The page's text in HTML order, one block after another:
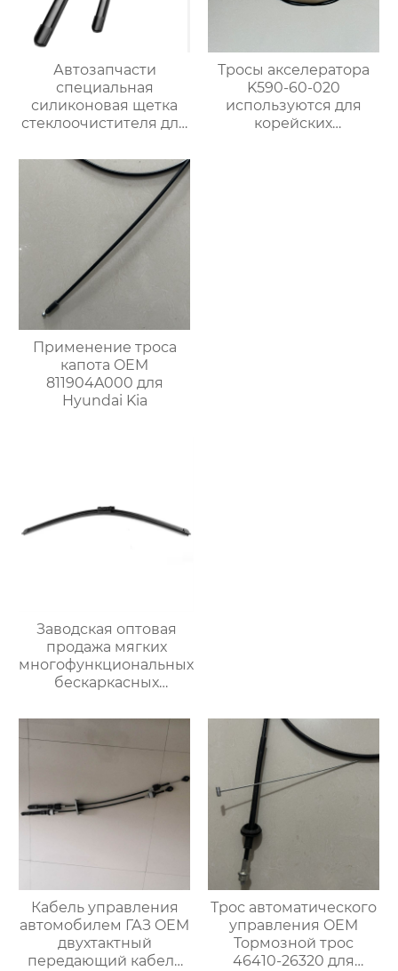
Автозапчасти
специальная
силиконовая щетка
стеклоочистителя для
Тросы акселератора
K590-60-020
используются для
корейских
Применение троса
капота OEM
811904A000 для
Hyundai Kia
Заводская оптовая
продажа мягких
многофункциональных
бескаркасных
стеклоочистителей
стеклоочистителей от
стекле
Кабель управления
автомобилем ГАЗ OEM
двухтактный
передающий кабель
Трос автоматического
управления OEM
Тормозной трос
46410-26320 для